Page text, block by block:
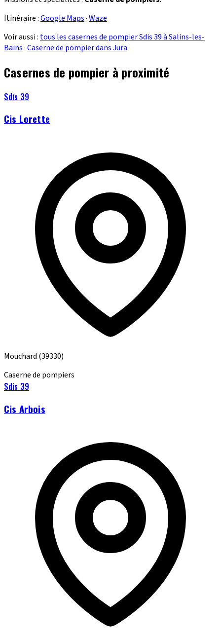
Itinéraire :Google Maps·Waze
Voir aussi : tous les casernes de pompier Sdis 39 à Salins-les-
Bains·Caserne de pompier dans Jura
Casernes de pompier à proximité
Sdis 39
Cis Lorette
Mouchard (39330)
Caserne de pompiers
Sdis 39
Cis Arbois